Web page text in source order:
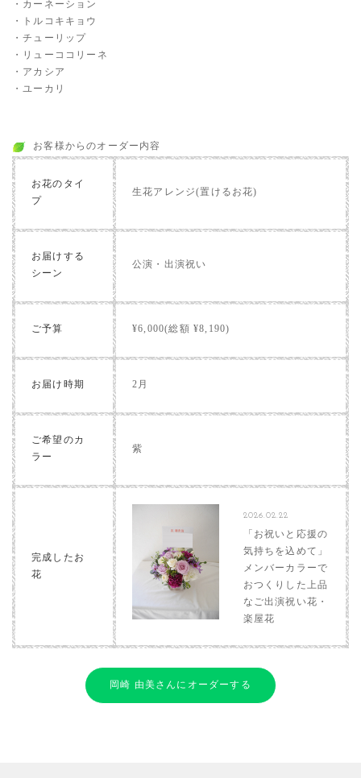
・カーネーション
・トルコキキョウ
・チューリップ
・リューココリーネ
・アカシア
・ユーカリ
お客様からのオーダー内容
お花のタイ
プ
生花アレンジ(置けるお花)
お届けする
シーン
公演・出演祝い
ご予算 ¥6,000(総額 ¥8,190)
お届け時期 2月
ご希望のカ
ラー
紫
完成したお
花
2026.02.22
「お祝いと応援の
気持ちを込めて」
メンバーカラーで
おつくりした上品
なご出演祝い花・
楽屋花
岡崎 由美さんにオーダーする